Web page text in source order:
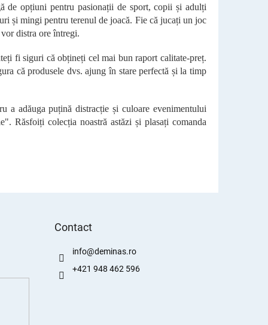
de opțiuni pentru pasionații de sport, copii și adulți
și mingi pentru terenul de joacă. Fie că jucați un joc
distra ore întregi.
fi siguri că obțineți cel mai bun raport calitate-preț.
că produsele dvs. ajung în stare perfectă și la timp
a adăuga puțină distracție și culoare evenimentului
Răsfoiți colecția noastră astăzi și plasați comanda
Contact
info@deminas.ro
+421 948 462 596